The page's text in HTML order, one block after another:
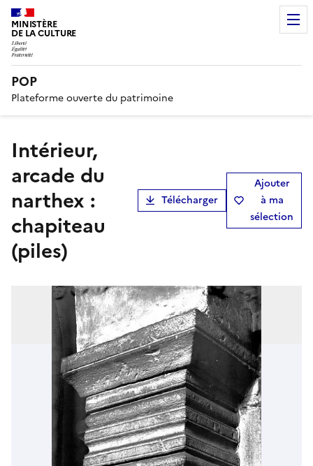
MINISTÈRE
DE LA CULTURE
POP
Plateforme ouverte du patrimoine
Intérieur,
arcade du
narthex :
chapiteau
(piles)
Télécharger
Ajouter
à ma
sélection